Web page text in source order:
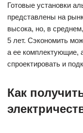
Готовые установки
представлены на
высока, но, в
5 лет. Сэкономить
а ее комплектующие,
спроектировать и
Как